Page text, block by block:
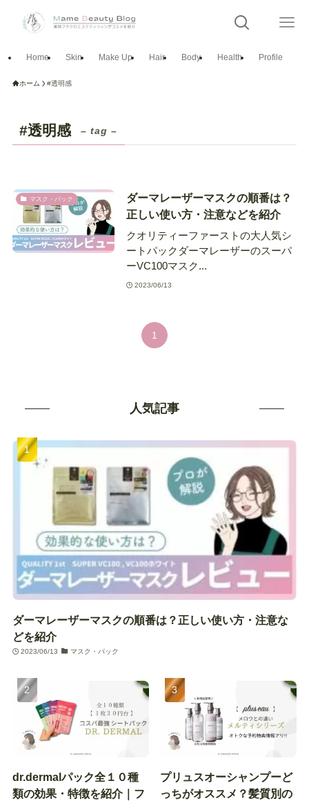
Home Skin Make Up Hair Body Health Profile
ホーム #透明感
#透明感 – tag –
マスク・パック
ダーマレーザーマスクの順番は？
正しい使い方・注意などを紹介
クオリティーファーストの大人気シ
ートパックダーマレーザーのスーパ
ーVC100マスク...
2023/06/13
1
人気記事
ダーマレーザーマスクの順番は？正しい使い方・注意な
どを紹介
2023/06/13 マスク・パック
dr.dermalパック全１０種
類の効果・特徴を紹介｜フ
プリュスオーシャンプーど
っちがオススメ？髪質別の